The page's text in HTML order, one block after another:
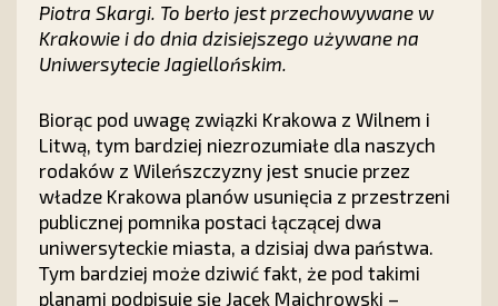
Piotra Skargi. To berło jest przechowywane w
Krakowie i do dnia dzisiejszego używane na
Uniwersytecie Jagiellońskim.
Biorąc pod uwagę związki Krakowa z Wilnem i
Litwą, tym bardziej niezrozumiałe dla naszych
rodaków z Wileńszczyzny jest snucie przez
władze Krakowa planów usunięcia z przestrzeni
publicznej pomnika postaci łączącej dwa
uniwersyteckie miasta, a dzisiaj dwa państwa.
Tym bardziej może dziwić fakt, że pod takimi
planami podpisuje się Jacek Majchrowski –